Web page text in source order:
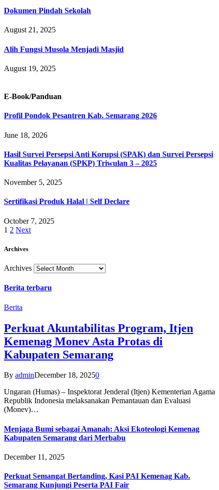
Dokumen Pindah Sekolah
August 21, 2025
Alih Fungsi Musola Menjadi Masjid
August 19, 2025
E-Book/Panduan
Profil Pondok Pesantren Kab. Semarang 2026
June 18, 2026
Hasil Survei Persepsi Anti Korupsi (SPAK) dan Survei Persepsi
Kualitas Pelayanan (SPKP) Triwulan 3 – 2025
November 5, 2025
Sertifikasi Produk Halal | Self Declare
October 7, 2025
1 2 Next
Archives
Archives
Berita terbaru
Berita
Perkuat Akuntabilitas Program, Itjen
Kemenag Monev Asta Protas di
Kabupaten Semarang
By adminDecember 18, 20250
Ungaran (Humas) – Inspektorat Jenderal (Itjen) Kementerian Agama
Republik Indonesia melaksanakan Pemantauan dan Evaluasi
(Monev)…
Menjaga Bumi sebagai Amanah: Aksi Ekoteologi Kemenag
Kabupaten Semarang dari Merbabu
December 11, 2025
Perkuat Semangat Bertanding, Kasi PAI Kemenag Kab.
Semarang Kunjungi Peserta PAI Fair